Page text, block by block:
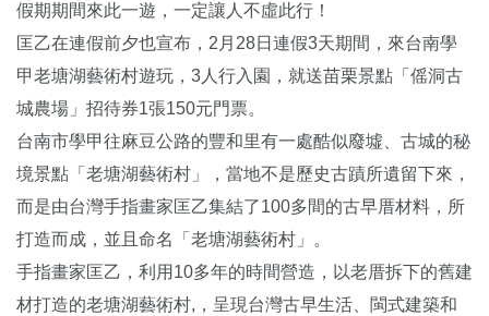
假期期間來此一遊，一定讓人不虛此行！
匡乙在連假前夕也宣布，2月28日連假3天期間，來台南學
甲老塘湖藝術村遊玩，3人行入園，就送苗栗景點「傜洞古
城農場」招待券1張150元門票。
台南市學甲往麻豆公路的豐和里有一處酷似廢墟、古城的秘
境景點「老塘湖藝術村」，當地不是歷史古蹟所遺留下來，
而是由台灣手指畫家匡乙集結了100多間的古早厝材料，所
打造而成，並且命名「老塘湖藝術村」。
手指畫家匡乙，利用10多年的時間營造，以老厝拆下的舊建
材打造的老塘湖藝術村,，呈現台灣古早生活、閩式建築和